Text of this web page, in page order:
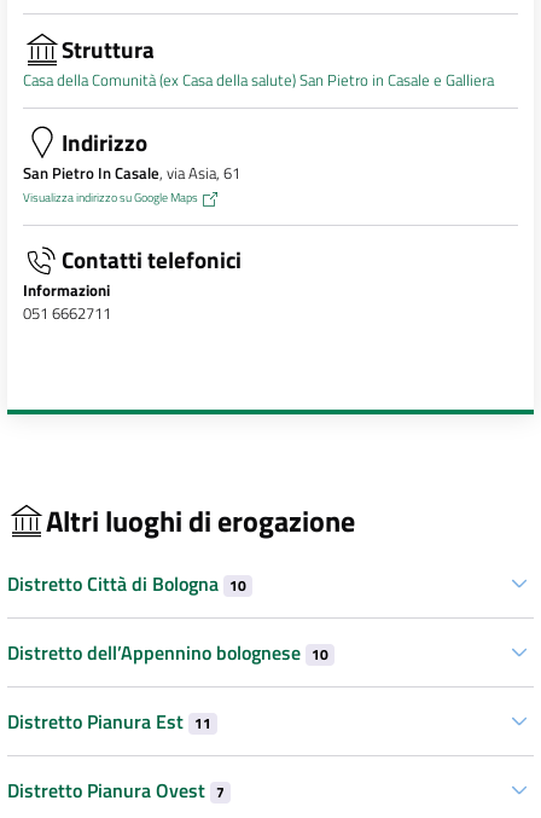
Struttura
Casa della Comunità (ex Casa della salute) San Pietro in Casale e Galliera
Indirizzo
San Pietro In Casale, via Asia, 61
Visualizza indirizzo su Google Maps
Contatti telefonici
Informazioni
051 6662711
Altri luoghi di erogazione
Distretto Città di Bologna 10
Distretto dell’Appennino bolognese 10
Distretto Pianura Est 11
Distretto Pianura Ovest 7